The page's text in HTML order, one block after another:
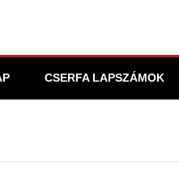
CSERFA LAPSZÁMOK